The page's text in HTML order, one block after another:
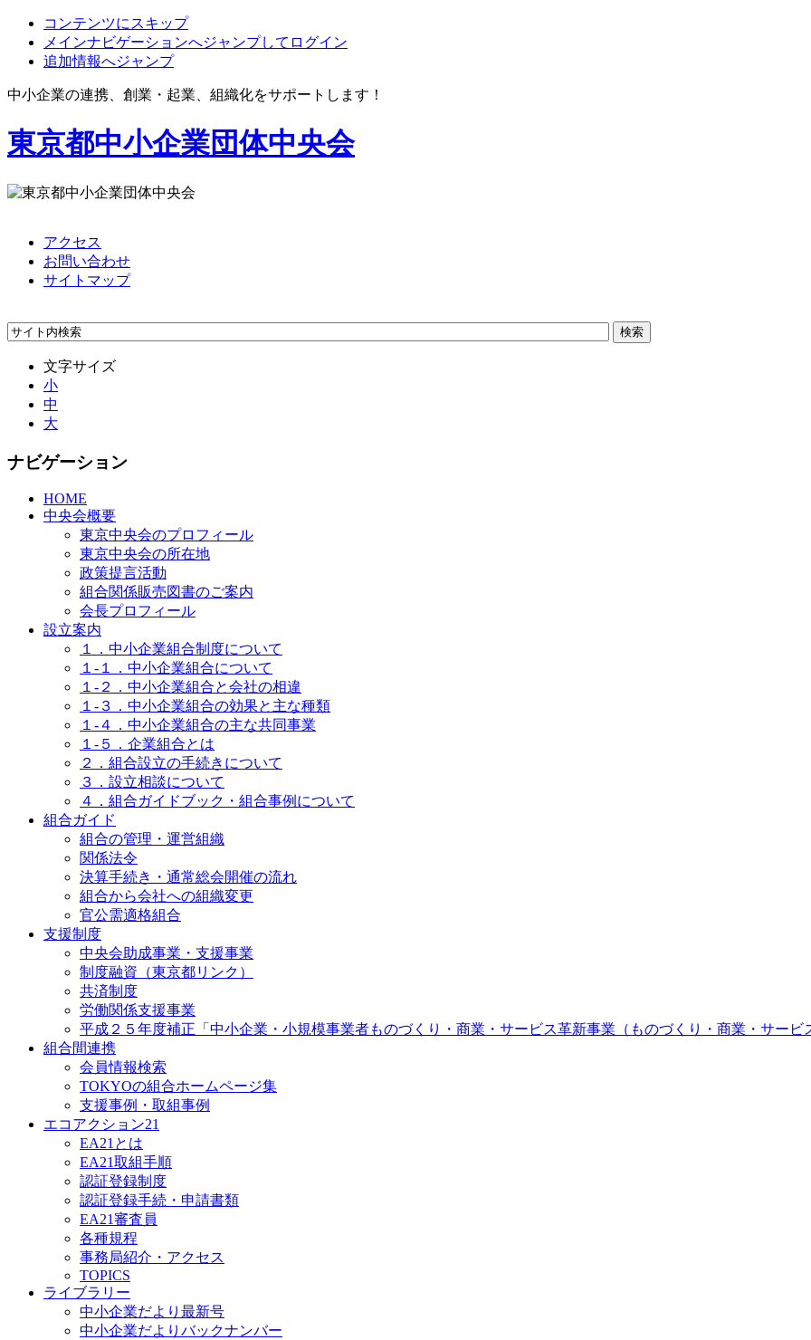
コンテンツにスキップ
メインナビゲーションへジャンプしてログイン
追加情報へジャンプ
中小企業の連携、創業・起業、組織化をサポートします！
東京都中小企業団体中央会
アクセス
お問い合わせ
サイトマップ
文字サイズ
小
中
大
ナビゲーション
HOME
中央会概要
東京中央会のプロフィール
東京中央会の所在地
政策提言活動
組合関係販売図書のご案内
会長プロフィール
設立案内
１．中小企業組合制度について
１-１．中小企業組合について
１-２．中小企業組合と会社の相違
１-３．中小企業組合の効果と主な種類
１-４．中小企業組合の主な共同事業
１-５．企業組合とは
２．組合設立の手続きについて
３．設立相談について
４．組合ガイドブック・組合事例について
組合ガイド
組合の管理・運営組織
関係法令
決算手続き・通常総会開催の流れ
組合から会社への組織変更
官公需適格組合
支援制度
中央会助成事業・支援事業
制度融資（東京都リンク）
共済制度
労働関係支援事業
平成２５年度補正「中小企業・小規模事業者ものづくり・商業・サービス革新事業（ものづくり・商業・サービ
組合間連携
会員情報検索
TOKYOの組合ホームページ集
支援事例・取組事例
エコアクション21
EA21とは
EA21取組手順
認証登録制度
認証登録手続・申請書類
EA21審査員
各種規程
事務局紹介・アクセス
TOPICS
ライブラリー
中小企業だより最新号
中小企業だよりバックナンバー